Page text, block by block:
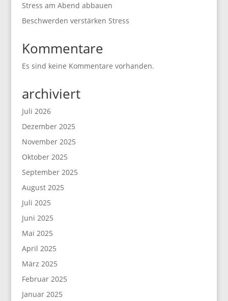
Stress am Abend abbauen
Beschwerden verstärken Stress
Kommentare
Es sind keine Kommentare vorhanden.
archiviert
Juli 2026
Dezember 2025
November 2025
Oktober 2025
September 2025
August 2025
Juli 2025
Juni 2025
Mai 2025
April 2025
März 2025
Februar 2025
Januar 2025